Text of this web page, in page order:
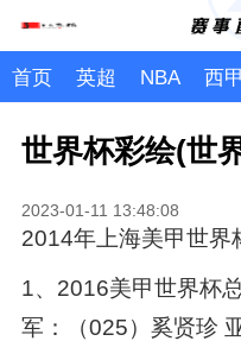
首页 英超 NBA 西甲
世界杯彩绘(世
2023-01-11 13:48:08
2014年上海美甲世界
1、2016美甲世界杯
军：（025）奚贤珍